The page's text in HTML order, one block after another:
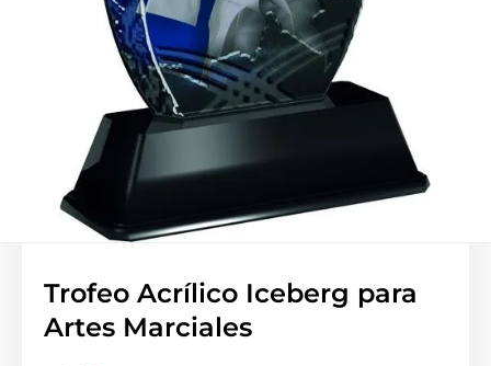
Trofeo Acrílico Iceberg para
Artes Marciales